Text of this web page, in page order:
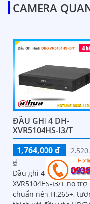
CAMERA
ĐẦU GHI 4 DH-
XVR5104HS-I3/T
1,764,000 ₫
₫
Đầu ghi 4 kênh DH-
XVR5104HS-I3/T hỗ trợ
chuẩn nén H.265+,